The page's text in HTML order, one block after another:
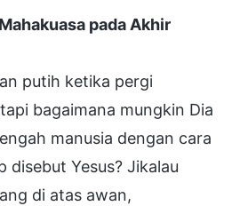
pada Akhir
putih ketika pergi
bagaimana mungkin Dia
manusia dengan cara
disebut Yesus? Jikalau
di atas awan,